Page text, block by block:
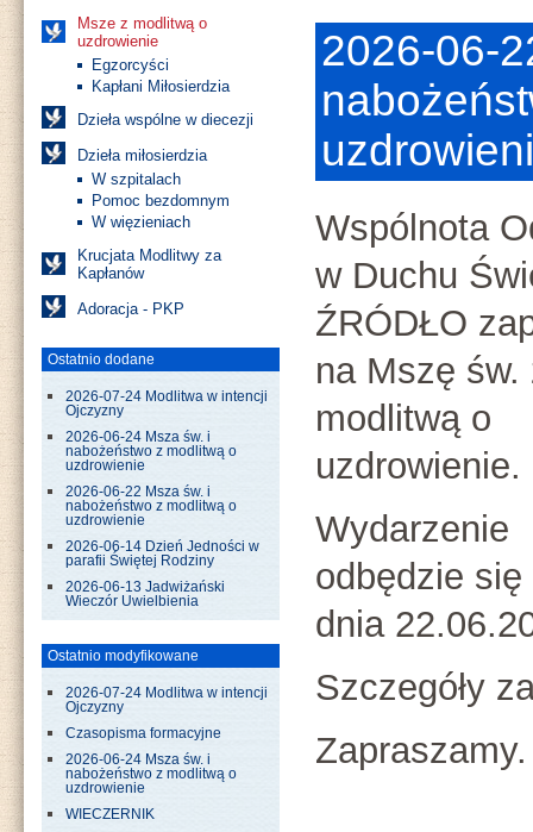
Msze z modlitwą o
uzdrowienie
Egzorcyści
Kapłani Miłosierdzia
Dzieła wspólne w diecezji
Dzieła miłosierdzia
W szpitalach
Pomoc bezdomnym
W więzieniach
Krucjata Modlitwy za
Kapłanów
Adoracja - PKP
Ostatnio dodane
2026-07-24 Modlitwa w intencji
Ojczyzny
2026-06-24 Msza św. i
nabożeństwo z modlitwą o
uzdrowienie
2026-06-22 Msza św. i
nabożeństwo z modlitwą o
uzdrowienie
2026-06-14 Dzień Jedności w
parafii Świętej Rodziny
2026-06-13 Jadwiżański
Wieczór Uwielbienia
Ostatnio modyfikowane
2026-07-24 Modlitwa w intencji
Ojczyzny
Czasopisma formacyjne
2026-06-24 Msza św. i
nabożeństwo z modlitwą o
uzdrowienie
WIECZERNIK
2026-06-
Wspólnota
w Duchu
ŹRÓDŁO
na Mszę św.
modlitwą o
uzdrowienie.
Wydarzenie
odbędzie
dnia
Szczegóły
Zapraszamy.